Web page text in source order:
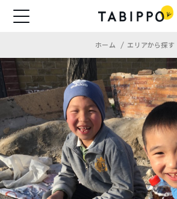
ホーム エリアから探す